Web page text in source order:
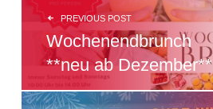
PREVIOUS POST
Wochenendbrunch
**neu ab Dezember**